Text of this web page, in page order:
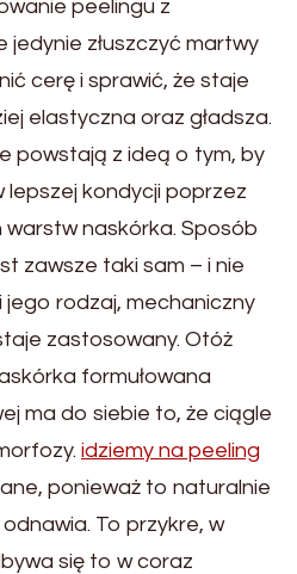
peelingu z
jedynie złuszczyć martwy
cerę i sprawić, że staje
elastyczna oraz gładsza.
powstają z ideą o tym, by
kondycji poprzez
warstw naskórka. Sposób
zawsze taki sam – i nie
rodzaj, mechaniczny
zastosowany. Otóż
formułowana
ma do siebie to, że ciągle
idziemy na peeling
ponieważ to naturalnie
To przykre, w
się to w coraz